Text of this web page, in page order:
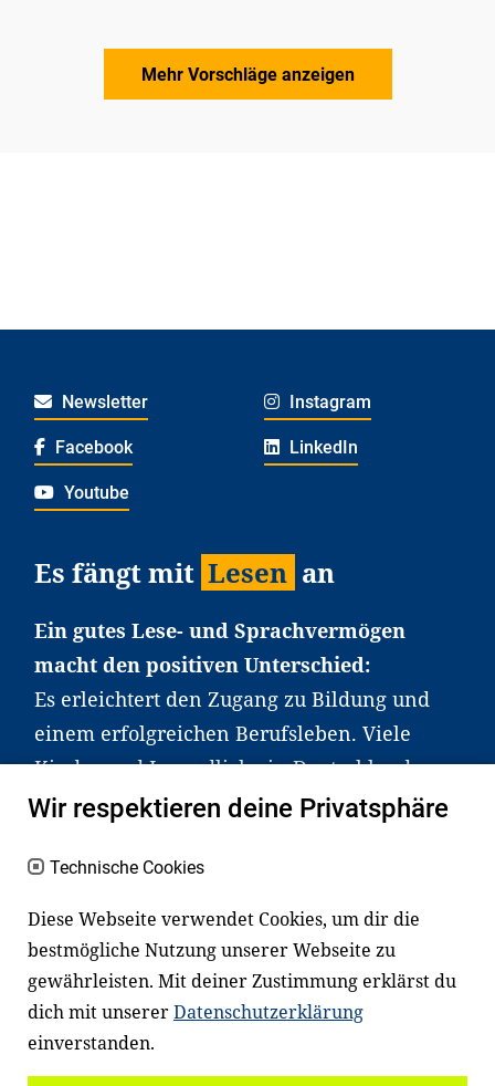
Mehr Vorschläge anzeigen
Newsletter Instagram
Facebook LinkedIn
Youtube
Es fängt mit Lesen an
Ein gutes Lese- und Sprachvermögen
macht den positiven Unterschied:
Es erleichtert den Zugang zu Bildung und
einem erfolgreichen Berufsleben. Viele
Kinder und Jugendliche in Deutschland
haben aber große Schwierigkeiten dabei.
an Familien sowie an Erzieher*innen,
Lehrer*innen und andere
Fachexpert*innen. Dafür arbeiten wir eng
mit Ministerien, wissenschaftlichen
Einrichtungen, Verbänden, Unternehmen
und anderen Stiftungen zusammen.
Wir respektieren deine Privatsphäre
Technische Cookies
Diese Webseite verwendet Cookies, um dir die
bestmögliche Nutzung unserer Webseite zu
gewährleisten. Mit deiner Zustimmung erklärst du
dich mit unsererDatenschutzerklärung
einverstanden.